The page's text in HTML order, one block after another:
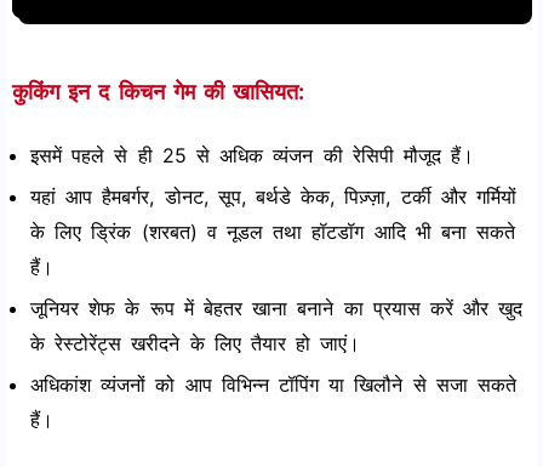
कुकिंग इन द किचन गेम की खासियत:
इसमें पहले से ही 25 से अधिक व्यंजन की रेसिपी मौजूद हैं।
यहां आप हैमबर्गर, डोनट, सूप, बर्थडे केक, पिज़्ज़ा, टर्की और गर्मियों
के लिए ड्रिंक (शरबत) व नूडल तथा हॉटडॉग आदि भी बना सकते
हैं।
जूनियर शेफ के रूप में बेहतर खाना बनाने का प्रयास करें और खुद
के रेस्टोरेंट्स खरीदने के लिए तैयार हो जाएं।
अधिकांश व्यंजनों को आप विभिन्न टॉपिंग या खिलौने से सजा सकते
हैं।